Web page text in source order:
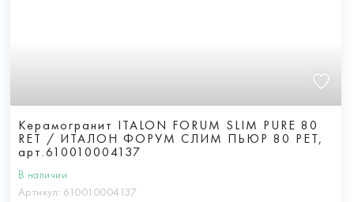
Керамогранит ITALON FORUM SLIM PURE 80
RET / ИТАЛОН ФОРУМ СЛИМ ПЬЮР 80 РЕТ,
арт.610010004137
В наличии
Артикул: 610010004137